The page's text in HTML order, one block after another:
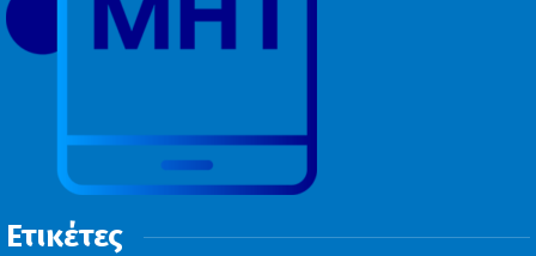
Ετικέτες